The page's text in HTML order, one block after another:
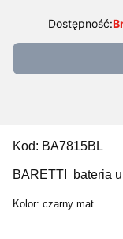
Dostępność:
Kod: BA7815BL
BARETTI bateria
Kolor: czarny mat